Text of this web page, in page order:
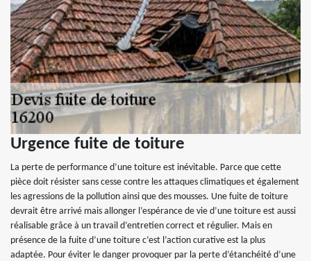
Urgence fuite de toiture
La perte de performance d’une toiture est inévitable. Parce que cette
pièce doit résister sans cesse contre les attaques climatiques et également
les agressions de la pollution ainsi que des mousses. Une fuite de toiture
devrait être arrivé mais allonger l’espérance de vie d’une toiture est aussi
réalisable grâce à un travail d’entretien correct et régulier. Mais en
présence de la fuite d’une toiture c’est l’action curative est la plus
adaptée. Pour éviter le danger provoquer par la perte d’étanchéité d’une